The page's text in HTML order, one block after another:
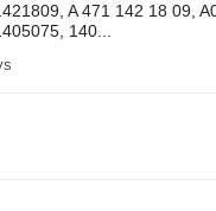
A 471 142 18 09,
140...